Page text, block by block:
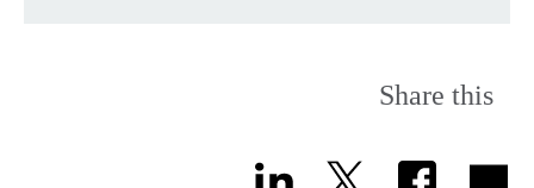
Share this